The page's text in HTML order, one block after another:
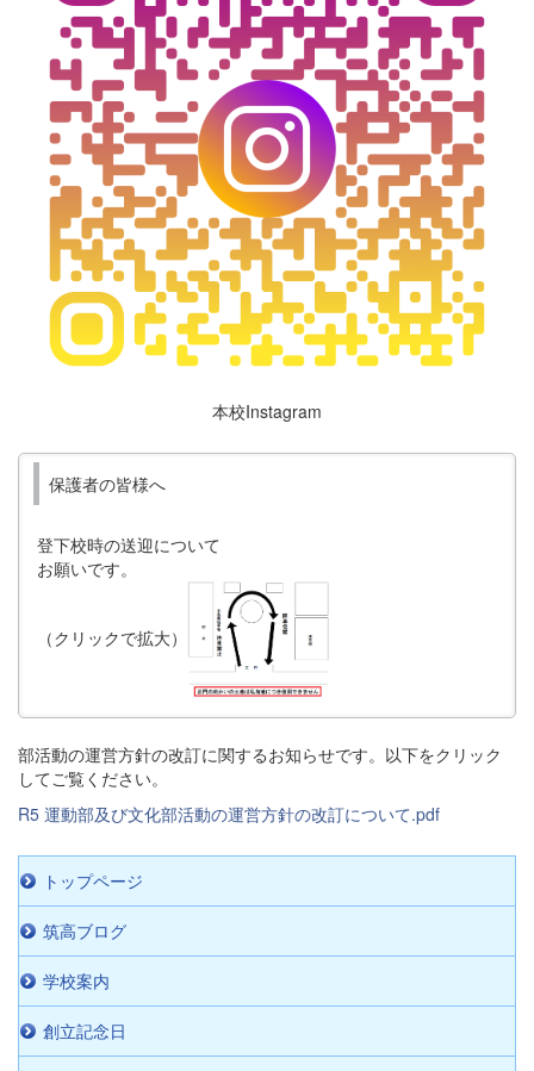
本校Instagram
保護者の皆様へ
登下校時の送迎について
お願いです。
（クリックで拡大）
部活動の運営方針の改訂に関するお知らせです。以下をクリック
してご覧ください。
R5 運動部及び文化部活動の運営方針の改訂について.pdf
トップページ
筑高ブログ
学校案内
創立記念日